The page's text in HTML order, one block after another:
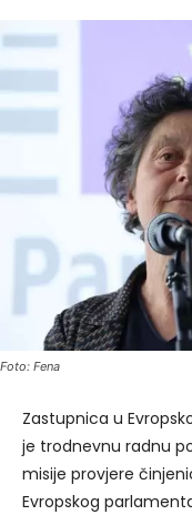
Foto: Fena
Zastupnica u
je trodnevnu radnu
misije provjere
Evropskog